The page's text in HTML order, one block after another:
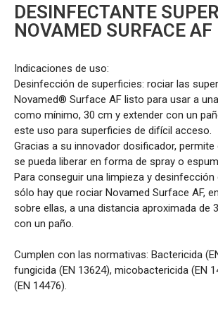
DESINFECTANTE
NOVAMED SURFACE AF
Indicaciones de uso:
Desinfección de superficies: rociar las
Novamed® Surface AF listo para usar a
como mínimo, 30 cm y extender con un
este uso para superficies de difícil acceso.
Gracias a su innovador dosificador,
se pueda liberar en forma de spray o
Para conseguir una limpieza y desinfección
sólo hay que rociar Novamed Surface AF,
sobre ellas, a una distancia aproximada de
con un paño.
Cumplen con las normativas: Bactericida
fungicida (EN 13624), micobactericida (EN
(EN 14476).